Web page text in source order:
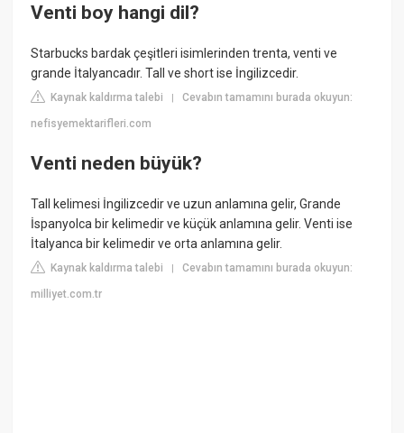
Venti boy hangi dil?
Starbucks bardak çeşitleri isimlerinden trenta, venti ve
grande İtalyancadır. Tall ve short ise İngilizcedir.
Kaynak kaldırma talebi |Cevabın tamamını burada okuyun:
nefisyemektarifleri.com
Venti neden büyük?
Tall kelimesi İngilizcedir ve uzun anlamına gelir, Grande
İspanyolca bir kelimedir ve küçük anlamına gelir. Venti ise
İtalyanca bir kelimedir ve orta anlamına gelir.
Kaynak kaldırma talebi |Cevabın tamamını burada okuyun:
milliyet.com.tr